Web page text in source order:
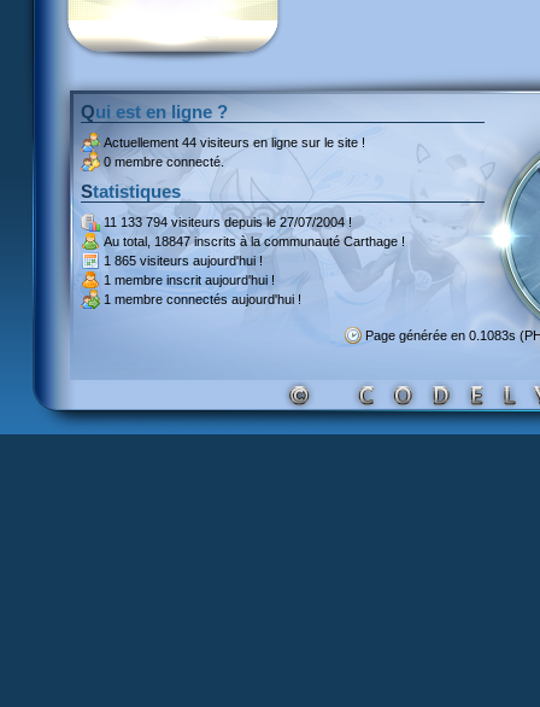
Qui est en ligne ?
Actuellement 44 visiteurs en ligne sur le site !
0 membre connecté.
Statistiques
11 133 794 visiteursdepuis le 27/07/2004 !
Au total, 18847 inscritsà la communauté Carthage !
1 865 visiteurs aujourd'hui !
1 membre inscrit aujourd'hui !
1 membre connectés aujourd'hui !
Page générée en 0.1083s